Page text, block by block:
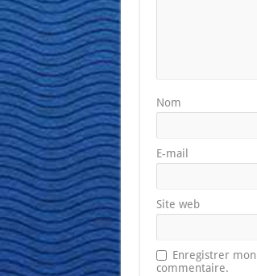
Nom
E-mail
Site web
Enregistrer
commentaire.